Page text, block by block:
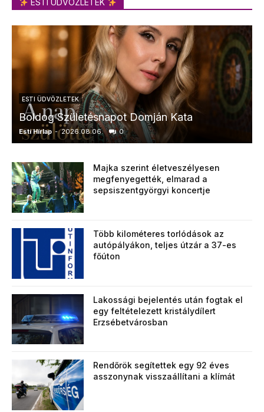
ESTI ÜDVÖZLETEK
ESTI ÜDVÖZLETEK
Boldog Születésnapot Domján Kata
Esti Hírlap - 2026.08.06. 0
Majka szerint életveszélyesen
megfenyegették, elmarad a
sepsiszentgyörgyi koncertje
Több kilométeres torlódások az
autópályákon, teljes útzár a 37-es
főúton
Lakossági bejelentés után fogtak el
egy feltételezett kristálydílert
Erzsébetvárosban
Rendőrök segítettek egy 92 éves
asszonynak visszaállítani a klímát